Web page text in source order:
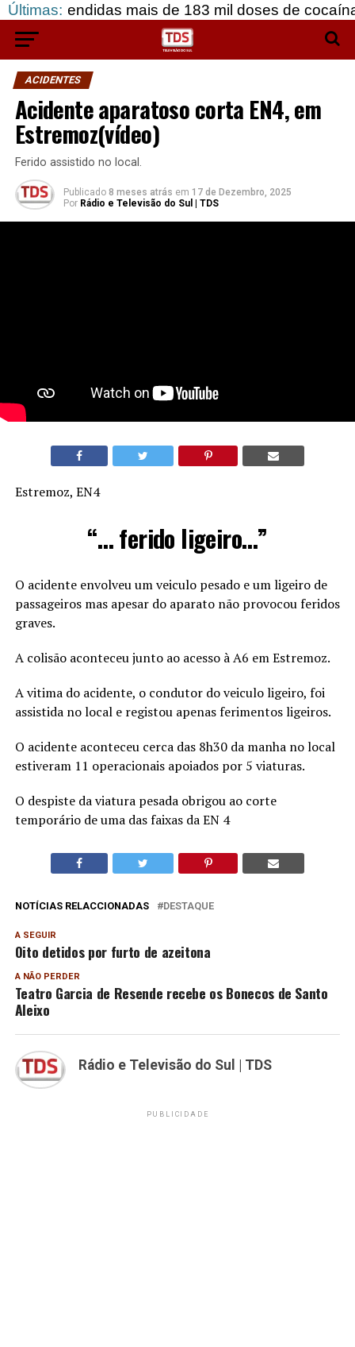
Últimas:mais de 183 mil doses de cocaína, em
ACIDENTES
Acidente aparatoso corta EN4, em
Estremoz(vídeo)
Ferido assistido no local.
Publicado 8 meses atrás em 17 de Dezembro, 2025
Por Rádio e Televisão do Sul | TDS
Estremoz, EN4
“… ferido ligeiro…”
O acidente envolveu um veiculo pesado e um ligeiro de
passageiros mas apesar do aparato não provocou feridos
graves.
A colisão aconteceu junto ao acesso à A6 em Estremoz.
A vitima do acidente, o condutor do veiculo ligeiro, foi
assistida no local e registou apenas ferimentos ligeiros.
O acidente aconteceu cerca das 8h30 da manha no local
estiveram 11 operacionais apoiados por 5 viaturas.
O despiste da viatura pesada obrigou ao corte
temporário de uma das faixas da EN 4
NOTÍCIAS RELACCIONADAS DESTAQUE
A SEGUIR
Oito detidos por furto de azeitona
A NÃO PERDER
Teatro Garcia de Resende recebe os Bonecos de Santo
Aleixo
Rádio e Televisão do Sul | TDS
PUBLICIDADE